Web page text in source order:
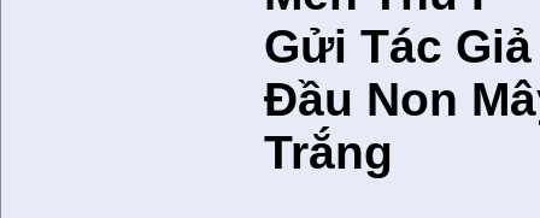
Gửi Tác Giả
Ðầu Non
Trắng